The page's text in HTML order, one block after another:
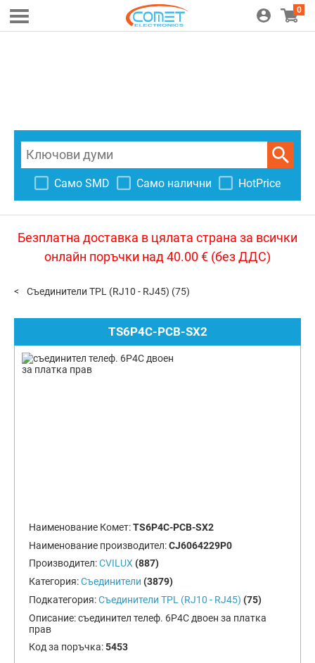
0
Само SMD Само налични HotPrice
Безплатна доставка в цялата страна за всички
онлайн поръчки над 40.00 € (без ДДС)
Съединители TPL (RJ10 - RJ45) (75)
TS6P4C-PCB-SX2
Наименование Комет:TS6P4C-PCB-SX2
Наименование производител:CJ6064229P0
Производител:CVILUX (887)
Категория:Съединители (3879)
Подкатегория:Съединители TPL (RJ10 - RJ45) (75)
Описание:съединител телеф. 6P4C двоен за платка
прав
Код за поръчка:5453